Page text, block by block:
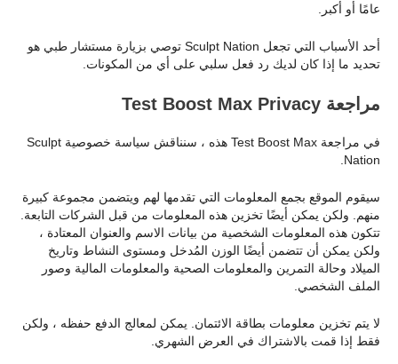
عامًا أو أكبر.
أحد الأسباب التي تجعل Sculpt Nation توصي بزيارة مستشار طبي هو
تحديد ما إذا كان لديك رد فعل سلبي على أي من المكونات.
مراجعة Test Boost Max Privacy
في مراجعة Test Boost Max هذه ، سنناقش سياسة خصوصية Sculpt
Nation.
سيقوم الموقع بجمع المعلومات التي تقدمها لهم ويتضمن مجموعة كبيرة
منهم. ولكن يمكن أيضًا تخزين هذه المعلومات من قبل الشركات التابعة.
تتكون هذه المعلومات الشخصية من بيانات الاسم والعنوان المعتادة ،
ولكن يمكن أن تتضمن أيضًا الوزن المُدخل ومستوى النشاط وتاريخ
الميلاد وحالة التمرين والمعلومات الصحية والمعلومات المالية وصور
الملف الشخصي.
لا يتم تخزين معلومات بطاقة الائتمان. يمكن لمعالج الدفع حفظه ، ولكن
فقط إذا قمت بالاشتراك في العرض الشهري.